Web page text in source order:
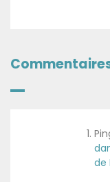
de